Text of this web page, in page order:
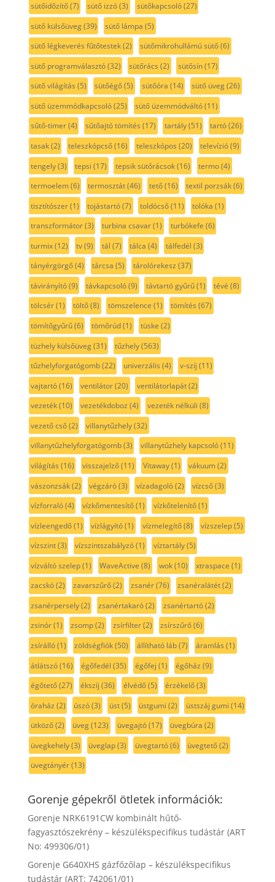
sütőidőzítő(7) sütő izzó(3) sütőkapcsoló(27)
sütő külsőüveg(39) sütő lámpa (5)
sütő légkeverés fűtőtestek(2) sütőmikrohullámú sütő(6)
sütő programválasztó(32) sütőrács (2) sütősín(17)
sütő világítás (5) sütőégő(5) sütőóra (14) sütő üveg(26)
sütő üzemmódkapcsoló(25) sütő üzemmódváltó(11)
sűtő-timer(4) sűtőajtó tömítés (17) tartály(51) tartó(26)
tasak(2) teleszkópcső(16) teleszkópos (20) televízió(9)
tengely(3) tepsi (17) tepsik sütőrácsok(16) termo(4)
termoelem(6) termosztát(46) tető(16) textil porzsák(6)
tisztítószer(1) tojástartó(7) toldócső(11) tolóka (1)
transzformátor(3) turbina csavar(1) turbókefe (6)
turmix(12) tv(9) tál (7) tálca (4) tálfedél (3)
tányérgörgő(4) tárcsa (5) tárolórekesz (37)
távirányító(9) távkapcsoló(9) távtartó gyűrű(1) tévé (8)
tölcsér(1) töltő(8) tömszelence (1) tömítés (67)
tömítőgyűrű(6) tömőrúd(1) tüske (2)
tüzhely külsőüveg(31) tűzhely(563)
tűzhelyforgatógomb(22) univerzális (4) v-szíj (11)
vajtartó(16) ventilátor(20) ventilátorlapát(2)
vezeték(10) vezetékdoboz (4) vezeték nélküli (8)
vezető cső(2) villanytűzhely(32)
villanytűzhelyforgatógomb(3) villanytűzhely kapcsoló(11)
világítás (16) visszajelző(11) Vitaway(1) vákuum(2)
vászonzsák(2) végzáró(3) vízadagoló(2) vízcső(3)
vízforraló(4) vízkőmentesítő(1) vízkőtelenítő(1)
vízleengedő(1) vízlágyító(1) vízmelegítő(8) vízszelep(5)
vízszint(3) vízszintszabályzó(1) víztartály(5)
vízváltó szelep(1) WaveActive (8) wok(10) xtraspace (1)
zacskó(2) zavarszűrő(2) zsanér(76) zsanéralátét(2)
zsanérpersely(2) zsanértakaró(2) zsanértartó(2)
zsinór(1) zsomp(2) zsírfilter(2) zsírszűrő(6)
zsírálló(1) zöldségfiók(50) állítható láb(7) áramlás (1)
átlátszó(16) égőfedél (35) égőfej (1) égőház (9)
égőtető(27) ékszíj (36) élvédő(5) érzékelő(3)
óraház (2) úszó(3) üst(5) üstgumi (2) üstszáj gumi (14)
ütköző(2) üveg(123) üvegajtó(17) üvegbúra (2)
üvegkehely(3) üveglap(3) üvegtartó(6) üvegtető(2)
üvegtányér(13)
Gorenje gépekről ötletek információk:
Gorenje NRK6191CW kombinált hűtő-
fagyasztószekrény – készülékspecifikus tudástár (ART
No: 499306/01)
Gorenje G640XHS gázfőzőlap – készülékspecifikus
tudástár (ART: 742061/01)